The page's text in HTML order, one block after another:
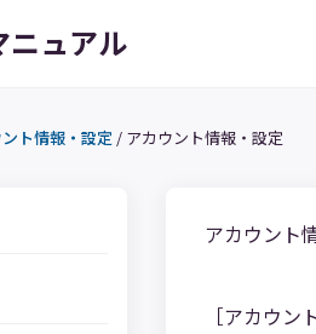
ニュアル
ト情報・設定 / アカウント情報・設定
アカウント
［アカウ